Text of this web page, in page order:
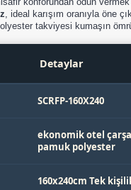
, ideal karışım oranıyla öne
takviyesi kumaşın
Detaylar
SCRFP-160X240
ekonomik otel
pamuk polyester
160x240cm Tek